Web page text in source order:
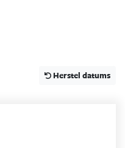
Herstel datums